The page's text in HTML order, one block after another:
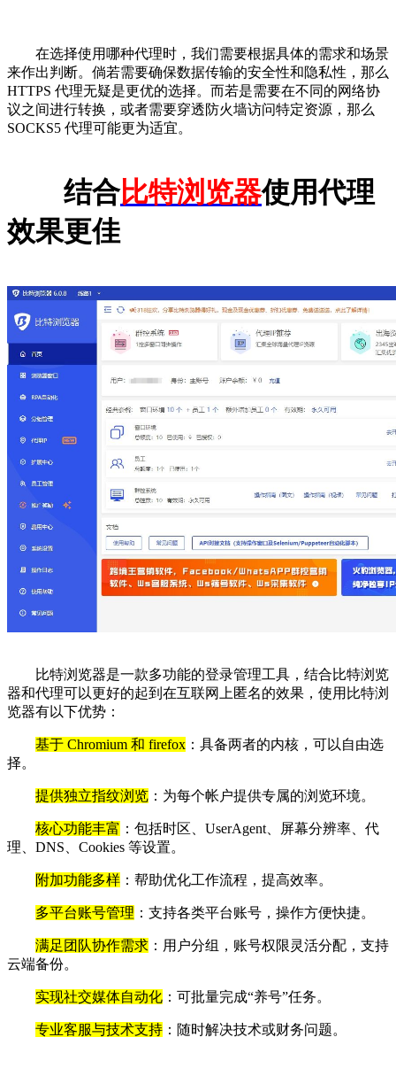
在选择使用哪种代理时，我们需要根据具体的需求和场景
来作出判断。倘若需要确保数据传输的安全性和隐私性，那么
HTTPS 代理无疑是更优的选择。而若是需要在不同的网络协
议之间进行转换，或者需要穿透防火墙访问特定资源，那么
SOCKS5 代理可能更为适宜。
结合比特浏览器使用代理
效果更佳
比特浏览器是一款多功能的登录管理工具，结合比特浏览
器和代理可以更好的起到在互联网上匿名的效果，使用比特浏
览器有以下优势：
基于 Chromium 和 firefox ：具备两者的内核，可以自由选
择。
提供独立指纹浏览 ：为每个帐户提供专属的浏览环境。
核心功能丰富 ：包括时区、UserAgent、屏幕分辨率、代
理、DNS、Cookies 等设置。
附加功能多样 ：帮助优化工作流程，提高效率。
多平台账号管理 ：支持各类平台账号，操作方便快捷。
满足团队协作需求 ：用户分组，账号权限灵活分配，支持
云端备份。
实现社交媒体自动化 ：可批量完成“养号”任务。
专业客服与技术支持 ：随时解决技术或财务问题。